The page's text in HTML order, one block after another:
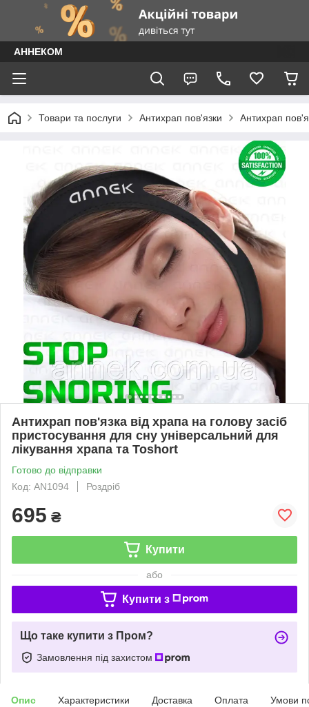
АННЕКОМ
Товари та послуги Антихрап пов'язки Антихрап
Антихрап пов'язка від храпа на голову засіб
пристосування для сну універсальний для
лікування храпа та Toshort
Готово до відправки
Код: AN1094
Роздріб
695 ₴
Купити
або
Купити з
Що таке купити з Пром?
Замовлення під захистом
Опис Характеристики Доставка Оплата Умови